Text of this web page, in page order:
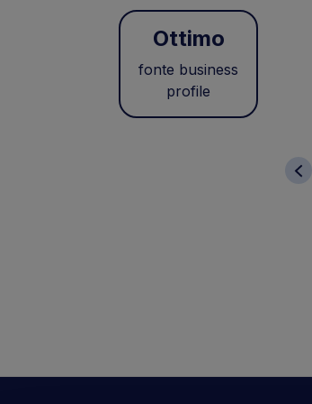
Ottimo
fonte business
profile